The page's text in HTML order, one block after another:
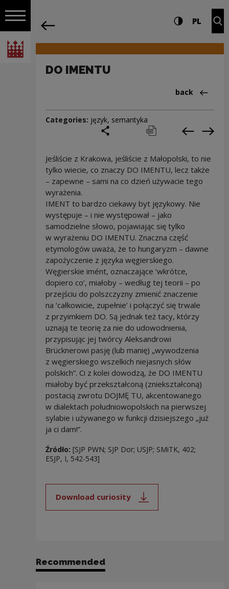
Open navigation
National Centre for Culture Poland
Navigation Settings and search
High contrast
PL
DO IMENTU
Back
back
Categories: język, semantyka
print pobierz Previous
Jeśliście z Krakowa, jeśliście z Małopolski, to nie
tylko wiecie, co znaczy DO IMENTU, lecz także
– zapewne – sami na co dzień używacie tego
wyrażenia.
IMENT to bardzo ciekawy byt językowy. Nie
występuje – i nie występował – jako
samodzielne słowo, pojawiając się tylko
w wyrażeniu DO IMENTU. Znaczna część
etymologów uważa, że to hungaryzm – dawne
zapożyczenie z języka węgierskiego.
Węgierskie imént, oznaczające ‘wkrótce,
dopiero co’, miałoby – według tej teorii – po
przejściu do polszczyzny zmienić znaczenie
na ‘całkowicie, zupełnie’ i połączyć się trwale
z przyimkiem DO. Są jednak też tacy, którzy
uznają te teorię za nie do udowodnienia,
przypisując jej twórcy Aleksandrowi
Brücknerowi pasję (lub manię) „wywodzenia
z węgierskiego wszelkich niejasnych słów
polskich”. Ci z kolei dowodzą, że DO IMENTU
miałoby być przekształconą (zniekształconą)
postacią zwrotu DOJMĘ TU, akcentowanego
w dialektach południowopolskich na pierwszej
sylabie i używanego w funkcji dzisiejszego „już
ja ci dam!”.
Źródło: [SJP PWN; SJP Dor; USJP; SMiTK, 402;
ESJP, I, 542-543]
Download curiosity
Note, the link will open in a new
Recommended